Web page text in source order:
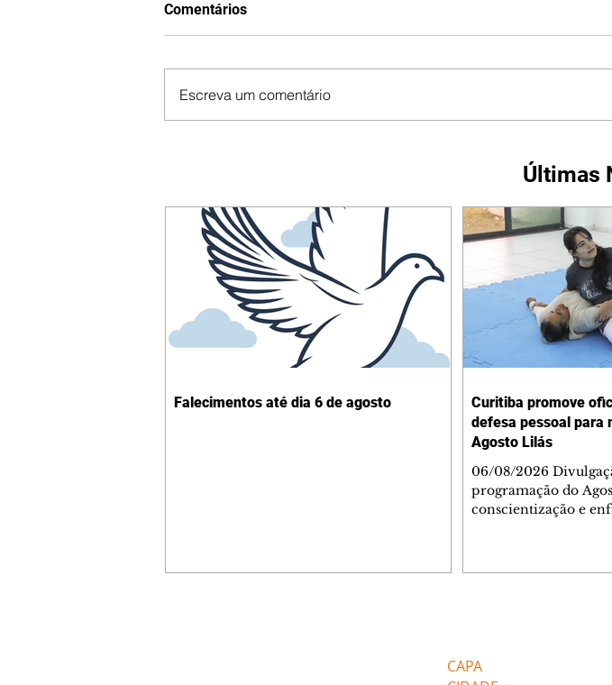
Comentários
Escreva um comentário
Últimas
Falecimentos até dia 6 de agosto
Curitiba promove
defesa pessoal para
Agosto Lilás
06/08/2026
programação do
conscientização e
gratuita e tem como
autoconfiança,
CAPA